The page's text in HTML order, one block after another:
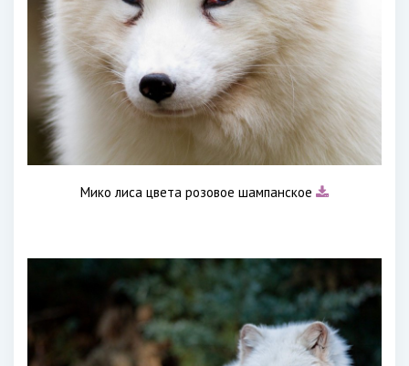
Мико лиса цвета розовое шампанское